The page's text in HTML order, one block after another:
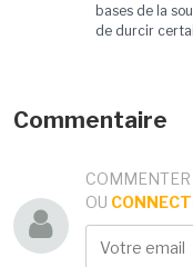
bases de la
de durcir
Commentaire
OU